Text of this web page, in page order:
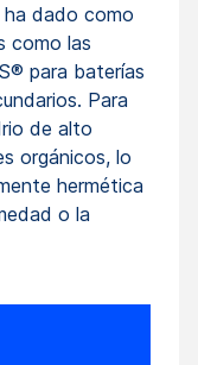
dado como
como las
para baterías
Para
de alto
orgánicos, lo
hermética
o la